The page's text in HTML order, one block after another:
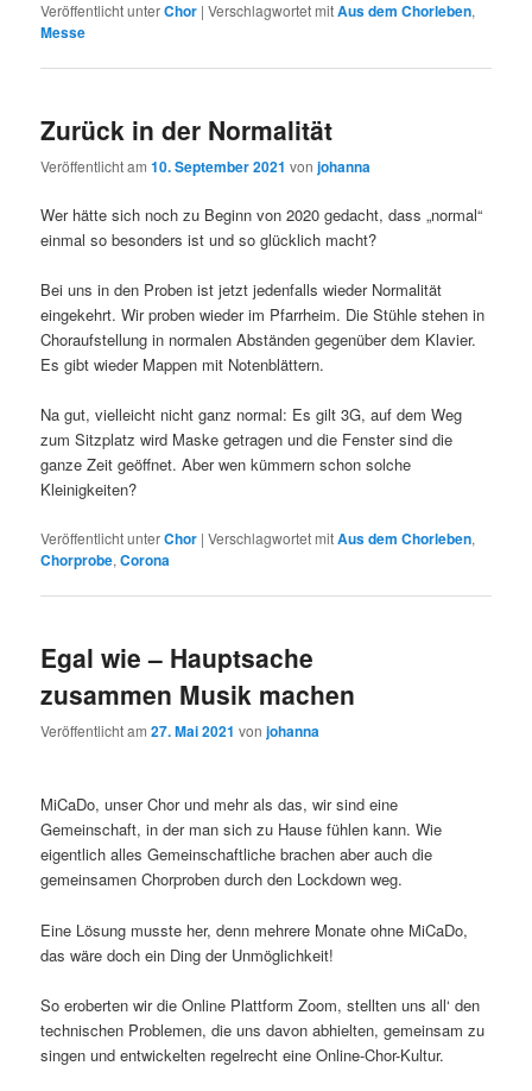
Veröffentlicht unterChor |Verschlagwortet mitAus dem Chorleben,
Messe
Zurück in der Normalität
Veröffentlicht am10. September 2021 vonjohanna
Wer hätte sich noch zu Beginn von 2020 gedacht, dass „normal“
einmal so besonders ist und so glücklich macht?
Bei uns in den Proben ist jetzt jedenfalls wieder Normalität
eingekehrt. Wir proben wieder im Pfarrheim. Die Stühle stehen in
Choraufstellung in normalen Abständen gegenüber dem Klavier.
Es gibt wieder Mappen mit Notenblättern.
Na gut, vielleicht nicht ganz normal: Es gilt 3G, auf dem Weg
zum Sitzplatz wird Maske getragen und die Fenster sind die
ganze Zeit geöffnet. Aber wen kümmern schon solche
Kleinigkeiten?
Veröffentlicht unterChor |Verschlagwortet mitAus dem Chorleben,
Chorprobe,Corona
Egal wie – Hauptsache
zusammen Musik machen
Veröffentlicht am27. Mai 2021 vonjohanna
MiCaDo, unser Chor und mehr als das, wir sind eine
Gemeinschaft, in der man sich zu Hause fühlen kann. Wie
eigentlich alles Gemeinschaftliche brachen aber auch die
gemeinsamen Chorproben durch den Lockdown weg.
Eine Lösung musste her, denn mehrere Monate ohne MiCaDo,
das wäre doch ein Ding der Unmöglichkeit!
So eroberten wir die Online Plattform Zoom, stellten uns all‘ den
technischen Problemen, die uns davon abhielten, gemeinsam zu
singen und entwickelten regelrecht eine Online-Chor-Kultur.